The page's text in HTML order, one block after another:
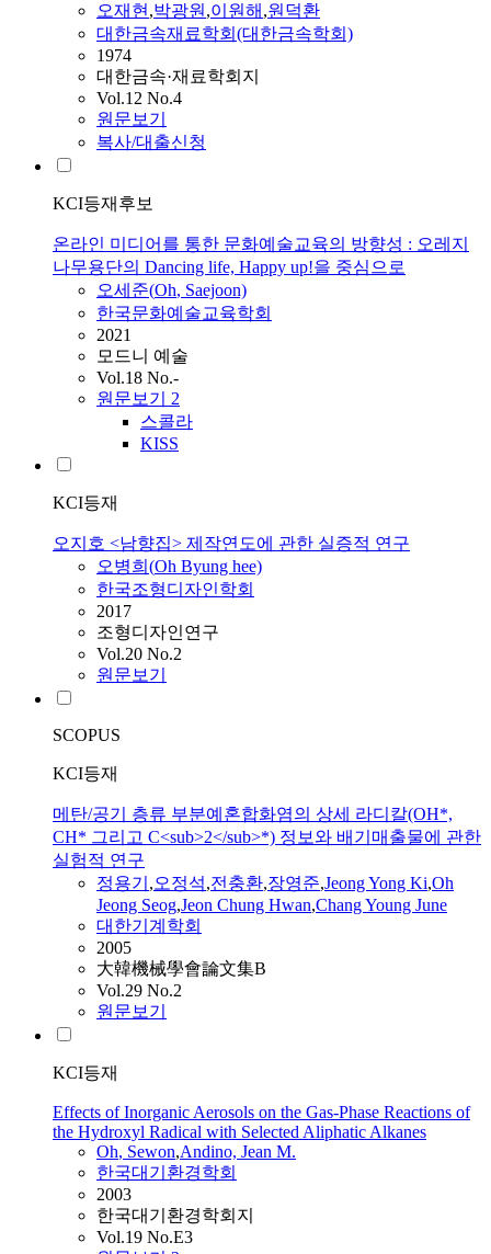
오재현,박광원,이원해 ,원덕환
대한금속재료학회(대한금속학회)
1974
대한금속·재료학회지
Vol.12 No.4
원문보기
복사/대출신청
KCI등재후보
온라인 미디어를 통한 문화예술교육의 방향성 : 오레지
나무용단의 Dancing life, Happy up!을 중심으로
오세준(Oh, Saejoon)
한국문화예술교육학회
2021
모드니 예술
Vol.18 No.-
원문보기 2
스콜라
KISS
KCI등재
오지호 <남향집> 제작연도에 관한 실증적 연구
오병희(Oh Byung hee)
한국조형디자인학회
2017
조형디자인연구
Vol.20 No.2
원문보기
SCOPUS
KCI등재
메탄/공기 층류 부분예혼합화염의 상세 라디칼(OH*,
CH* 그리고 C<sub>2</sub>*) 정보와 배기매출물에 관한
실험적 연구
정용기 ,오정석,전충환,장영준,Jeong Yong Ki,Oh
Jeong Seog,Jeon Chung Hwan,Chang Young June
대한기계학회
2005
大韓機械學會論文集B
Vol.29 No.2
원문보기
KCI등재
Effects of Inorganic Aerosols on the Gas-Phase Reactions of
the Hydroxyl Radical with Selected Aliphatic Alkanes
Oh, Sewon,Andino, Jean M.
한국대기환경학회
2003
한국대기환경학회지
Vol.19 No.E3